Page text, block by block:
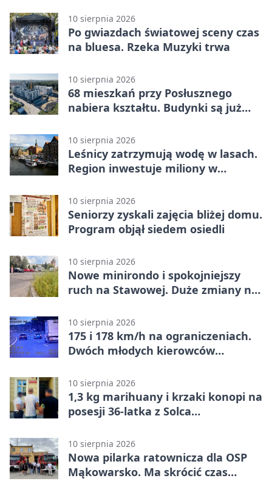
10 sierpnia 2026
Po gwiazdach światowej sceny czas
na bluesa. Rzeka Muzyki trwa
10 sierpnia 2026
68 mieszkań przy Posłusznego
nabiera kształtu. Budynki są już
10 sierpnia 2026
Leśnicy zatrzymują wodę w lasach.
Region inwestuje miliony w
10 sierpnia 2026
Seniorzy zyskali zajęcia bliżej domu.
Program objął siedem osiedli
10 sierpnia 2026
Nowe minirondo i spokojniejszy
ruch na Stawowej. Duże zmiany na
10 sierpnia 2026
175 i 178 km/h na ograniczeniach.
Dwóch młodych kierowców
10 sierpnia 2026
1,3 kg marihuany i krzaki konopi na
posesji 36-latka z Solca
10 sierpnia 2026
Nowa pilarka ratownicza dla OSP
Mąkowarsko. Ma skrócić czas